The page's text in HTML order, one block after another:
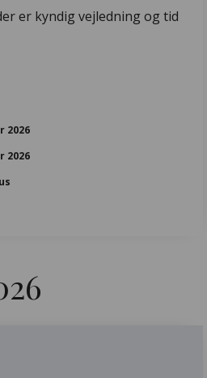
er kyndig vejledning og tid
2026
2026